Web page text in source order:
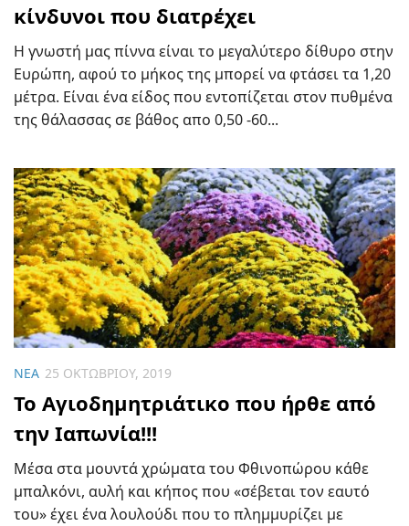
κίνδυνοι που διατρέχει
Η γνωστή μας πίννα είναι το μεγαλύτερο δίθυρο στην
Ευρώπη, αφού το μήκος της μπορεί να φτάσει τα 1,20
μέτρα. Είναι ένα είδος που εντοπίζεται στον πυθμένα
της θάλασσας σε βάθος απο 0,50 -60...
ΝΈΑ 25 ΟΚΤΩΒΡΊΟΥ, 2019
To Αγιοδημητριάτικο που ήρθε από
την Ιαπωνία!!!
Μέσα στα μουντά χρώματα του Φθινοπώρου κάθε
μπαλκόνι, αυλή και κήπος που «σέβεται τον εαυτό
του» έχει ένα λουλούδι που το πλημμυρίζει με